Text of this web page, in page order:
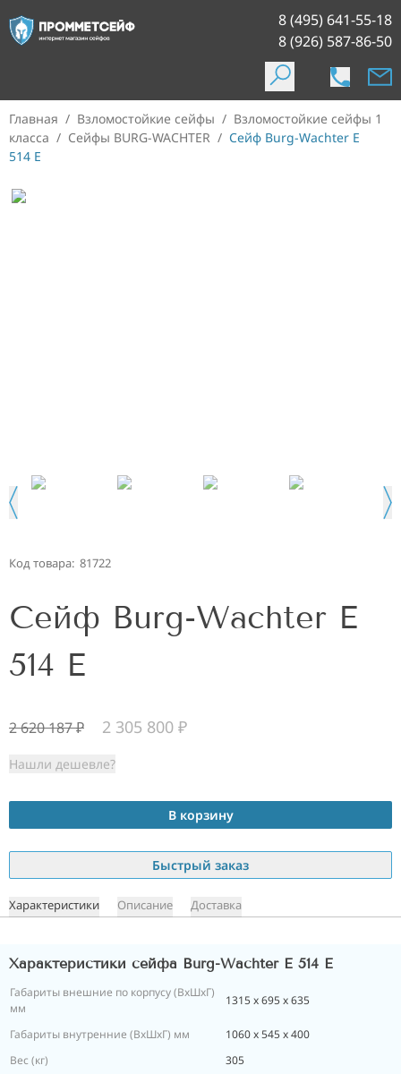
8 (495) 641-55-18
8 (926) 587-86-50
Главная / Взломостойкие сейфы / Взломостойкие сейфы 1
класса / Сейфы BURG-WACHTER / Сейф Burg-Wachter E
514 E
Код товара: 81722
Сейф Burg-Wachter E
514 E
2 620 187₽ 2 305 800 ₽
Нашли дешевле?
В корзину
Быстрый заказ
Характеристики Описание Доставка
Характеристики сейфа Burg-Wachter E 514 E
Габариты внешние по корпусу (ВхШхГ)
мм
1315 x 695 x 635
Габариты внутренние (ВхШхГ) мм
1060 x 545 x 400
Вес (кг)
305